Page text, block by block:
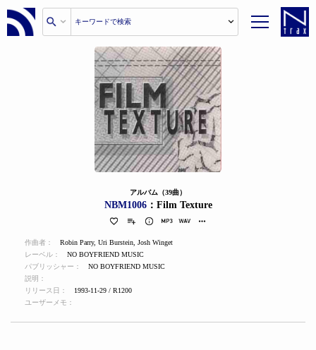
アルバム（39曲）
NBM1006：Film Texture
作曲者： Robin Parry, Uri Burstein Josh Winget
レーベル：
NO BOYFRIEND MUSIC
パブリッシャー：
NO BOYFRIEND MUSIC
説明：
リリース日：
1993-11-29 / R1200
ユーザーメモ：